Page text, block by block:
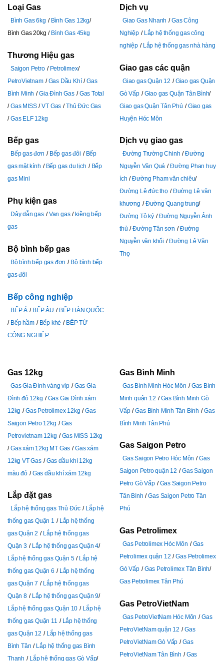
Loại Gas
Bình Gas 6kg
Bình Gas 12kg
Bình Gas 20kg
Bình Gas 45kg
Thương Hiệu gas
Saigon Petro
Petrolimex
PetroVietnam
Gas Dầu Khí
Gas
Bình Minh
Gia Đình Gas
Gas Total
Gas MISS
VT Gas
Thủ Đức Gas
Gas ELF 12kg
Bếp gas
Bếp gas đơn Bếp gas đôi
Bếp
gas mặt kính
Bếp gas du lịch
Bếp
gas Mini
Phụ kiện gas
Dây dẫn gas Van gas
kiềng bếp
gas
Bộ bình bếp gas
Bộ bình bếp gas đơn
Bộ bình bếp
gas đôi
Bếp công nghiệp
BẾP Á BẾP ÂU
BẾP HÀN QUỐC
Bếp hầm
Bếp khè
BẾP TỪ
CÔNG NGHIỆP
Dịch vụ
Giao Gas Nhanh
Gas Công
Nghiệp
Lắp hệ thống gas công
nghiệp
Lắp hệ thống gas nhà hàng
Giao gas các quận
Giao gas Quận 12
Giao gas Quận
Gò Vấp
Giao gas Quận Tân Bình
Giao gas Quận Tân Phú
Giao gas
Huyện Hóc Môn
Dịch vụ giao gas
Đường Trường Chinh
Đường
Nguyễn Văn Quá
Đường Phan huy
ích
Đường Pham văn chiêu
Đường Lê đức thọ
Đường Lê văn
khương
Đường Quang trung
Đường Tô ký
Đường Nguyễn Ảnh
thủ
Đường Tân sơn
Đường
Nguyễn văn khối
Đường Lê Văn
Thọ
Gas 12kg
Gas Gia Đình vàng vip
Gas Gia
Đình đỏ 12kg
Gas Gia Đình xám
12kg
Gas Petrolimex 12kg
Gas
Saigon Petro 12kg
Gas
Petrovietnam 12kg
Gas MISS 12kg
Gas xám 12kg MT Gas
Gas xám
12kg VT Gas
Gas dầu khí 12kg
màu đỏ
Gas dầu khí xám 12kg
Lắp đặt gas
Lắp hệ thống gas Thủ Đức
Lắp hệ
thống gas Quận 1
Lắp hệ thống
gas Quận 2
Lắp hệ thống gas
Quận 3
Lắp hệ thống gas Quận 4
Lắp hệ thống gas Quận 5
Lắp hệ
thống gas Quận 6
Lắp hệ thống
gas Quận 7
Lắp hệ thống gas
Quận 8
Lắp hệ thống gas Quận 9
Lắp hệ thống gas Quận 10
Lắp hệ
thống gas Quận 11
Lắp hệ thống
gas Quận 12
Lắp hệ thống gas
Bình Tân
Lắp hệ thống gas Bình
Thạnh
Lắp hệ thống gas Gò Vấp
Gas Bình Minh
Gas Bình Minh Hóc Môn
Gas Bình
Minh quận 12
Gas Bình Minh Gò
Vấp
Gas Bình Minh Tân Bình
Gas
Bình Minh Tân Phú
Gas Saigon Petro
Gas Saigon Petro Hóc Môn
Gas
Saigon Petro quận 12
Gas Saigon
Petro Gò Vấp
Gas Saigon Petro
Tân Bình
Gas Saigon Petro Tân
Phú
Gas Petrolimex
Gas Petrolimex Hóc Môn
Gas
Petrolimex quận 12
Gas Petrolimex
Gò Vấp
Gas Petrolimex Tân Bình
Gas Petrolimex Tân Phú
Gas PetroVietNam
Gas PetroVietNam Hóc Môn
Gas
PetroVietNam quận 12
Gas
PetroVietNam Gò Vấp
Gas
PetroVietNam Tân Bình
Gas